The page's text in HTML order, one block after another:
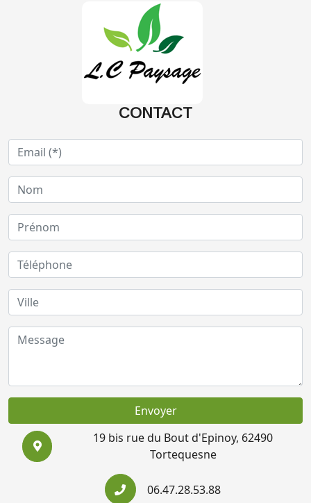
CONTACT
Envoyer
19 bis rue du Bout d'Epinoy, 62490
Tortequesne
06.47.28.53.88